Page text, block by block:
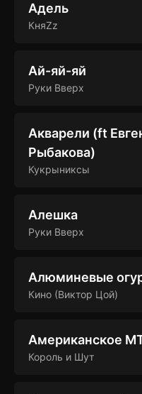
Адель
КняZz
Ай-яй-яй
Руки Вверх
Акварели (ft
Рыбакова)
Кукрыниксы
Алешка
Руки Вверх
Алюминевые
Кино (Виктор Цой)
Американское
Король и Шут